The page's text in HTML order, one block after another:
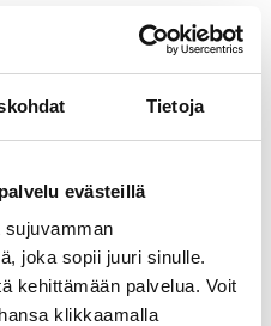
Tietoja
evästeillä
joka sopii juuri sinulle.
kehittämään palvelua. Voit
klikkaamalla
pitää sisällään leirin
ulkopuolisilta
lapsi.
vahvistavia
voivat saada uusia
heidän sisaruksistaan